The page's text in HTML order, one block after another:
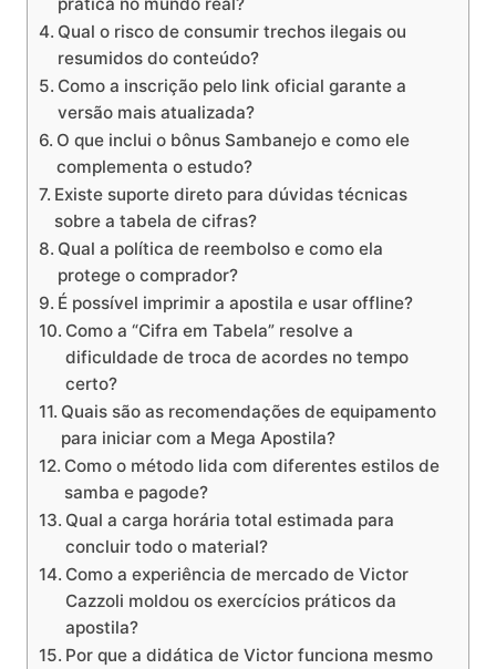
Qual o risco de consumir trechos ilegais ou
resumidos do conteúdo?
Como a inscrição pelo link oficial garante a
versão mais atualizada?
O que inclui o bônus Sambanejo e como ele
complementa o estudo?
Existe suporte direto para dúvidas técnicas
sobre a tabela de cifras?
Qual a política de reembolso e como ela
protege o comprador?
É possível imprimir a apostila e usar offline?
Como a “Cifra em Tabela” resolve a
dificuldade de troca de acordes no tempo
certo?
Quais são as recomendações de equipamento
para iniciar com a Mega Apostila?
Como o método lida com diferentes estilos de
samba e pagode?
Qual a carga horária total estimada para
concluir todo o material?
Como a experiência de mercado de Victor
Cazzoli moldou os exercícios práticos da
apostila?
Por que a didática de Victor funciona mesmo